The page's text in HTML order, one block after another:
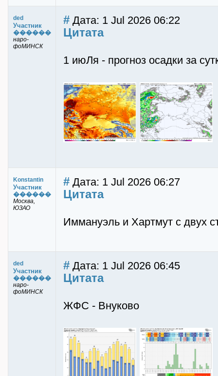
ded
Участник
������
наро-
фоМИНСК
# Дата: 1 Jul 2026 06:22
Цитата
1 июЛя - прогноз осадки за
Konstantin
Участник
������
Москва,
ЮЗАО
# Дата: 1 Jul 2026 06:27
Цитата
Иммануэль и Хартмут с двух
ded
Участник
������
наро-
фоМИНСК
# Дата: 1 Jul 2026 06:45
Цитата
ЖФС - Внуково